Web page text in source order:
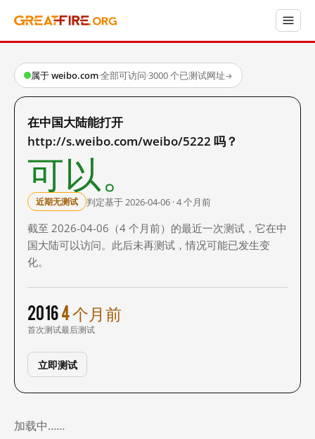
属于 weibo.com·全部可访问·3000 个已测试网址→
在中国大陆能打开
http://s.weibo.com/weibo/5222 吗？
可以。
近期无测试 判定基于 2026-04-06 · 4 个月前
截至 2026-04-06（4 个月前）的最近一次测试，它在中
国大陆可以访问。此后未再测试，情况可能已发生变
化。
2016
首次测试
4 个月前
最后测试
立即测试
加载中……